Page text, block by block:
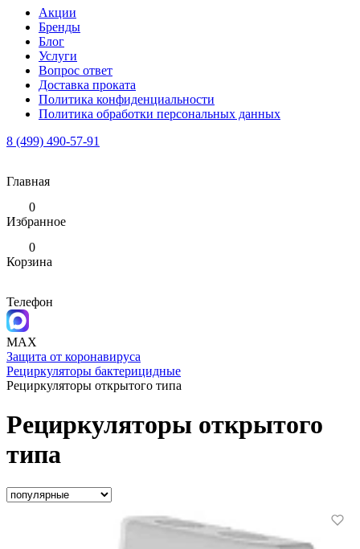
Акции
Бренды
Блог
Услуги
Вопрос ответ
Доставка проката
Политика конфиденциальности
Политика обработки персональных данных
8 (499) 490-57-91
Главная
0
Избранное
0
Корзина
Телефон
MAX
Защита от коронавируса
Рециркуляторы бактерицидные
Рециркуляторы открытого типа
Рециркуляторы открытого
типа